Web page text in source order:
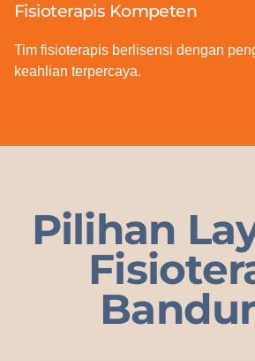
Fisioterapis Kompeten
Tim fisioterapis berlisensi dengan
keahlian terpercaya.
Pilihan